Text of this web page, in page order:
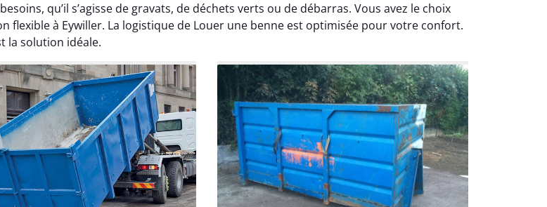
qu’il s’agisse de gravats, de déchets verts ou de débarras. Vous avez le choix
flexible à Eywiller. La logistique de Louer une benne est optimisée pour votre confort.
la solution idéale.